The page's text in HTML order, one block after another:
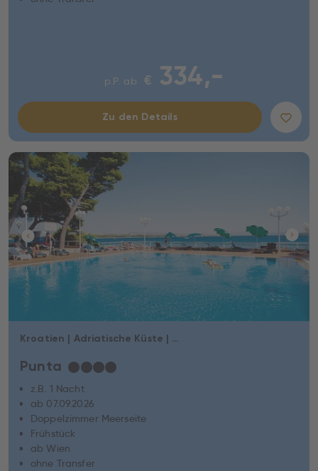
p.P. ab € 334,-
Zu den Details
Kroatien | Adriatische Küste | Vodice
Punta ★★★★
z.B. 1 Nacht
ab 07.09.2026
Doppelzimmer Meerseite
Frühstück
ab Wien
ohne Transfer